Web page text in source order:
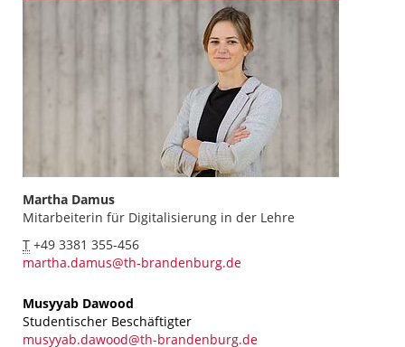
Martha Damus
Mitarbeiterin für Digitalisierung in der Lehre
T +49 3381 355-456
martha.damus@th-brandenburg.de
Musyyab Dawood
Studentischer Beschäftigter
musyyab.dawood@th-brandenburg.de